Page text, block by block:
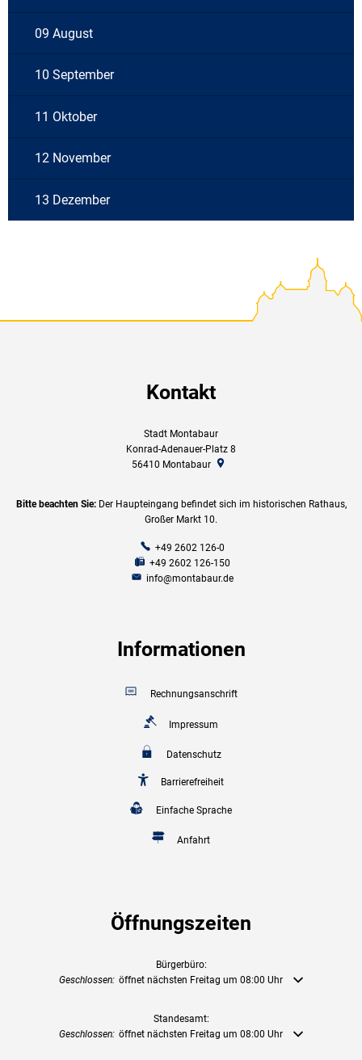
09 August
10 September
11 Oktober
12 November
13 Dezember
Kontakt
Stadt Montabaur
Konrad-Adenauer-Platz 8
56410 Montabaur
Bitte beachten Sie: Der Haupteingang befindet sich im historischen Rathaus,
Großer Markt 10.
+49 2602 126-0
+49 2602 126-150
info@montabaur.de
Informationen
Rechnungsanschrift
Impressum
Datenschutz
Barrierefreiheit
Einfache Sprache
Anfahrt
Öffnungszeiten
Bürgerbüro:
Klicken, um weitere Öffnungs- oder Schließzeiten auszublenden
Geschlossen: öffnet nächsten Freitag um 08:00 Uhr
Standesamt:
Klicken, um weitere Öffnungs- oder Schließzeiten auszublenden
Geschlossen: öffnet nächsten Freitag um 08:00 Uhr